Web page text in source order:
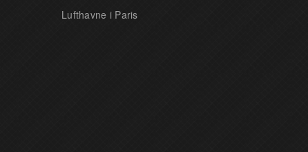
Lufthavne i Paris